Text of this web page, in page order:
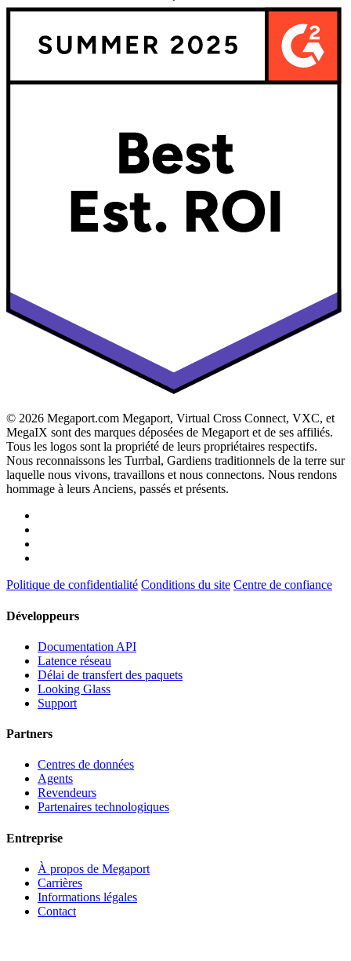
© 2026 Megaport.com Megaport, Virtual Cross Connect, VXC, et
MegaIX sont des marques déposées de Megaport et de ses affiliés.
Tous les logos sont la propriété de leurs propriétaires respectifs.
Nous reconnaissons les Turrbal, Gardiens traditionnels de la terre sur
laquelle nous vivons, travaillons et nous connectons. Nous rendons
hommage à leurs Anciens, passés et présents.
Politique de confidentialité Conditions du site Centre de confiance
Développeurs
Documentation API
Latence réseau
Délai de transfert des paquets
Looking Glass
Support
Partners
Centres de données
Agents
Revendeurs
Partenaires technologiques
Entreprise
À propos de Megaport
Carrières
Informations légales
Contact